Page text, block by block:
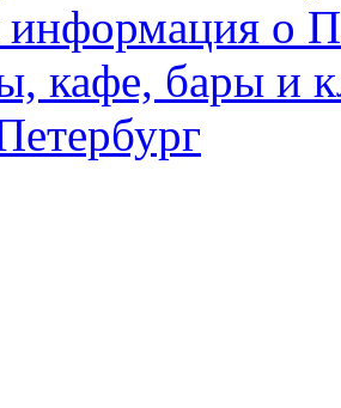
информация о
кафе, бары и